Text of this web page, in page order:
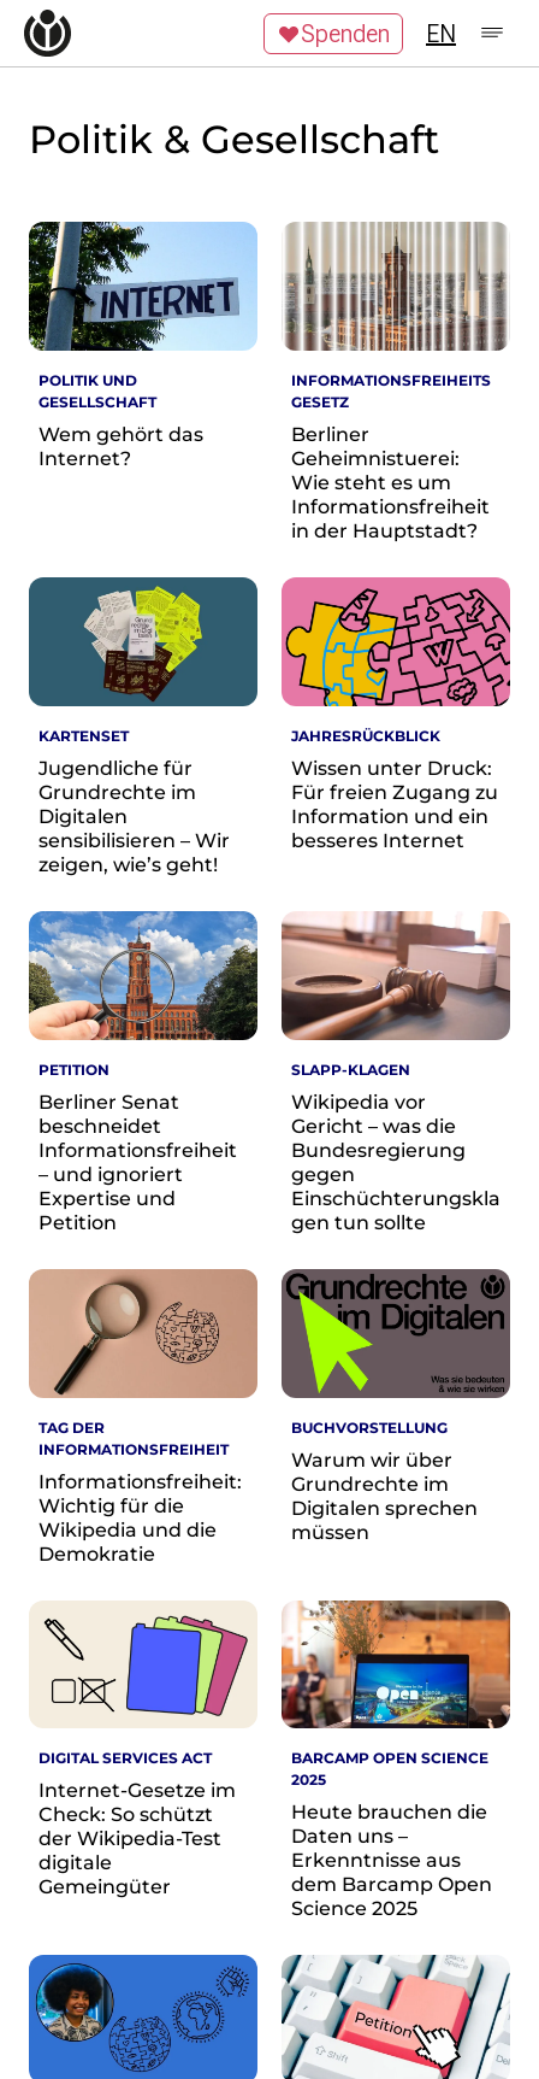
Zum Inhalt überspringen
Wikipedia unterstützen
Spenden
Mitmachen
Veranstaltungen
Publikationen
Tech News
Podcast
Themen
Freie Bildung
Wikidata
Wikimedia Commons
Initiativen für freies Wisses
Bündnis Freie Bildung
Bündnis F5
Das ABC des Freien Wissens
Das WikiLibrary Manifest
GLAM – Kultur- und Gedächtnisinstitutionen
Lizenzhinweisgenerator
Monsters of Law
Offene Kulturdaten
re•shape
Verschlusssache Prüfung
Wissen. Macht. Gerechtigkeit.
Wikipedia-Schwesterprojekte
MediaWiki
Wikibooks
Wikisource
Wiktionary
Wikiversity
Wikivoyage
Über uns
Verein
Unsere Werte
Strategische Ausrichtung 2030
Transparenz
Suchanfrage
Suchen
Zum Inhalt überspringen
Spenden EN
Politik & Gesellschaft
POLITIK UND
GESELLSCHAFT
Wem gehört das
Internet?
INFORMATIONSFREIHEITS
GESETZ
Berliner
Geheimnistuerei:
Wie steht es um
Informationsfreiheit
in der Hauptstadt?
KARTENSET
Jugendliche für
Grundrechte im
Digitalen
sensibilisieren – Wir
zeigen, wie’s geht!
JAHRESRÜCKBLICK
Wissen unter Druck:
Für freien Zugang zu
Information und ein
besseres Internet
PETITION
Berliner Senat
beschneidet
Informationsfreiheit
– und ignoriert
Expertise und
Petition
SLAPP-KLAGEN
Wikipedia vor
Gericht – was die
Bundesregierung
gegen
Einschüchterungskla
gen tun sollte
TAG DER
INFORMATIONSFREIHEIT
Informationsfreiheit:
Wichtig für die
Wikipedia und die
Demokratie
BUCHVORSTELLUNG
Warum wir über
Grundrechte im
Digitalen sprechen
müssen
DIGITAL SERVICES ACT
Internet-Gesetze im
Check: So schützt
der Wikipedia-Test
digitale
Gemeingüter
BARCAMP OPEN SCIENCE
2025
Heute brauchen die
Daten uns –
Erkenntnisse aus
dem Barcamp Open
Science 2025